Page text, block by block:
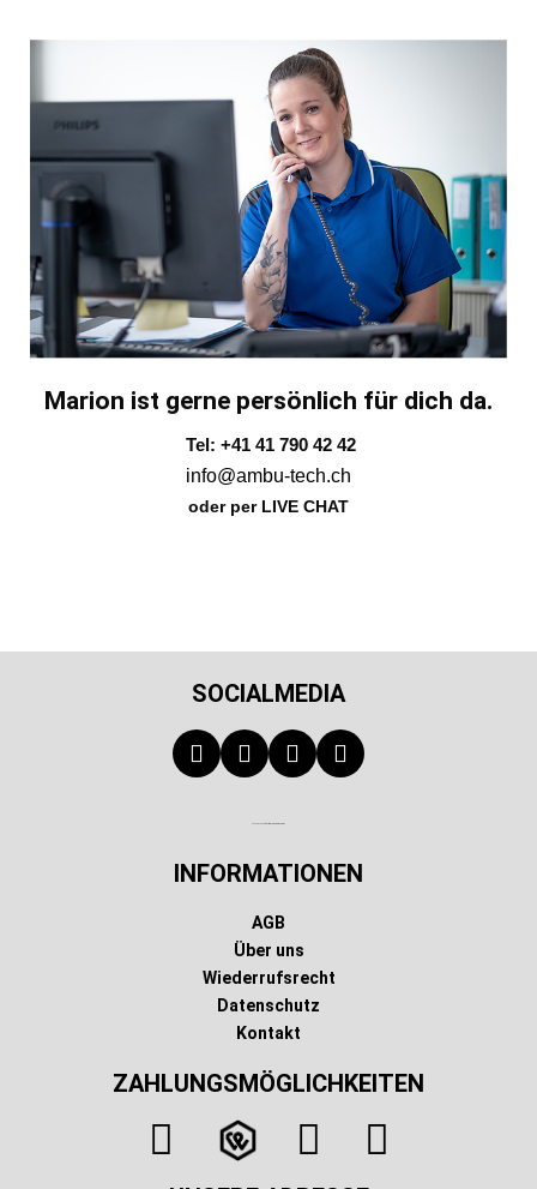
Marion ist gerne persönlich für dich da.
Tel: +41 41 790 42 42
info@ambu-tech.ch
oder per LIVE CHAT
SOCIALMEDIA
INFORMATIONEN
AGB
Über uns
Wiederrufsrecht
Datenschutz
Kontakt
ZAHLUNGSMÖGLICHKEITEN